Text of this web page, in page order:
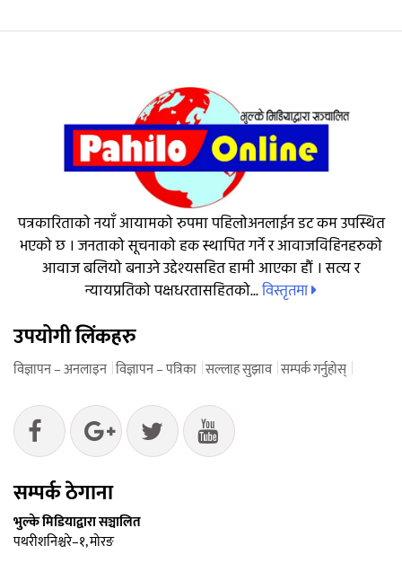
पत्रकारिताको नयाँ आयामको रुपमा पहिलोअनलाईन डट कम उपस्थित
भएको छ । जनताको सूचनाको हक स्थापित गर्ने र आवाजविहिनहरुको
आवाज बलियो बनाउने उद्देश्यसहित हामी आएका हौं । सत्य र
न्यायप्रतिको पक्षधरतासहितको...विस्तृतमा
उपयोगी लिंकहरु
विज्ञापन – अनलाइन विज्ञापन – पत्रिका सल्लाह सुझाव सम्पर्क गर्नुहोस्
सम्पर्क ठेगाना
भुल्के मिडियाद्वारा सञ्चालित
पथरीशनिश्चरे–१, मोरङ